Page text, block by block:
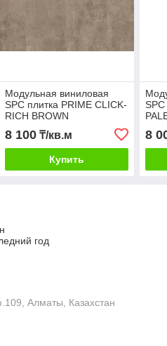
Модульная виниловая
SPC плитка PRIME CLICK-
RICH BROWN
8 100₸/кв.м
Купить
8
год
Алматы, Казахстан